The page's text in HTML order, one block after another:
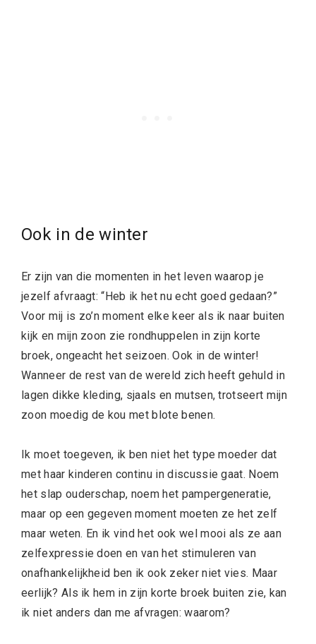
Ook in de winter
Er zijn van die momenten in het leven waarop je
jezelf afvraagt: “Heb ik het nu echt goed gedaan?”
Voor mij is zo’n moment elke keer als ik naar buiten
kijk en mijn zoon zie rondhuppelen in zijn korte
broek, ongeacht het seizoen. Ook in de winter!
Wanneer de rest van de wereld zich heeft gehuld in
lagen dikke kleding, sjaals en mutsen, trotseert mijn
zoon moedig de kou met blote benen.
Ik moet toegeven, ik ben niet het type moeder dat
met haar kinderen continu in discussie gaat. Noem
het slap ouderschap, noem het pampergeneratie,
maar op een gegeven moment moeten ze het zelf
maar weten. En ik vind het ook wel mooi als ze aan
zelfexpressie doen en van het stimuleren van
onafhankelijkheid ben ik ook zeker niet vies. Maar
eerlijk? Als ik hem in zijn korte broek buiten zie, kan
ik niet anders dan me afvragen: waarom?